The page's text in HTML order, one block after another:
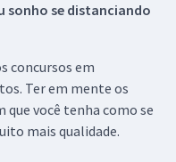
sonho se distanciando
concursos em
Ter em mente os
que você tenha como se
mais qualidade.